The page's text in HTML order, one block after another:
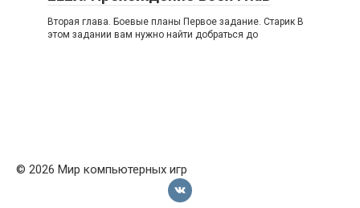
Вторая глава. Боевые планы Первое задание. Старик В
этом задании вам нужно найти добраться до
© 2026 Мир компьютерных игр